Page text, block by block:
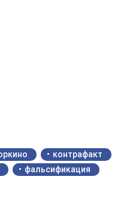
контрафакт
фальсификация